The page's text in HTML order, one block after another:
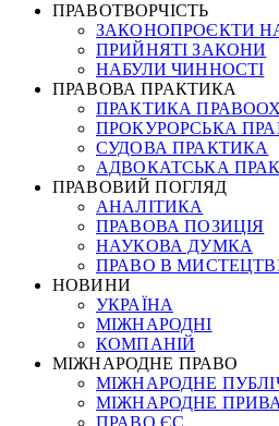
ПРАВОТВОРЧІСТЬ
ЗАКОНОПРОЄКТИ
ПРИЙНЯТІ ЗАКОНИ
НАБУЛИ ЧИННОСТІ
ПРАВОВА ПРАКТИКА
ПРАКТИКА
ПРОКУРОРСЬКА
СУДОВА ПРАКТИКА
АДВОКАТСЬКА
ПРАВОВИЙ ПОГЛЯД
АНАЛІТИКА
ПРАВОВА ПОЗИЦІЯ
НАУКОВА ДУМКА
ПРАВО В
НОВИНИ
УКРАЇНА
МІЖНАРОДНІ
КОМПАНІЙ
МІЖНАРОДНЕ ПРАВО
МІЖНАРОДНЕ
МІЖНАРОДНЕ
ПРАВО ЄС